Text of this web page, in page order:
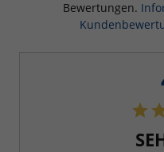
Bewertungen.